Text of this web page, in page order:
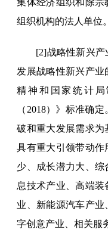
集体经济组织和除
组织机构的法人单位。
[2]战略性新兴
发展战略性新兴产业
精神和国家统计
（2018）》标准确
破和重大发展需求为
具有重大引领带动作
少、成长潜力大、
息技术产业、高端
业、新能源汽车产
字创意产业、相关服